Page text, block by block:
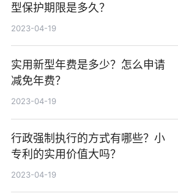
型保护期限是多久？
2023-04-19
实用新型年费是多少？怎么申请
减免年费？
2023-04-19
行政强制执行的方式有哪些？小
专利的实用价值大吗？
2023-04-19